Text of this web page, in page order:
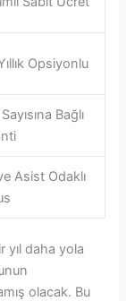
Opsiyonlu
Bağlı
Asist Odaklı
yıl daha yola
olacak. Bu